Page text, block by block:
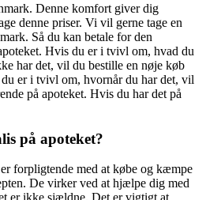
Denne komfort giver dig
denne priser. Vi vil gerne tage en
Så du kan betale for den
Hvis du er i tvivl om, hvad du
har det, vil du bestille en nøje køb
er i tvivl om, hvornår du har det, vil
på apoteket. Hvis du har det på
på apoteket?
forpligtende med at købe og kæmpe
De virker ved at hjælpe dig med